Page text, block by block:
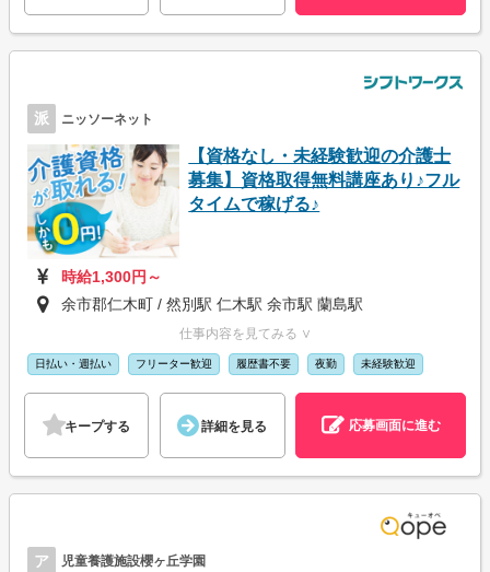
派 ニッソーネット
【資格なし・未経験歓迎の介護士
募集】資格取得無料講座あり♪フル
タイムで稼げる♪
時給1,300円～
余市郡仁木町 / 然別駅 仁木駅 余市駅 蘭島駅
仕事内容を見てみる ∨
日払い・週払い フリーター歓迎 履歴書不要 夜勤 未経験歓迎
キープする 詳細を見る 応募画面に進む
ア 児童養護施設櫻ヶ丘学園